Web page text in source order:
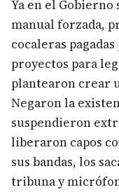
Ya en el
manual forzada,
cocaleras
proyectos para
plantearon crear
Negaron la
suspendieron
liberaron capos
sus bandas, los
tribuna y